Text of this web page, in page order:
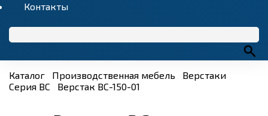
Контакты
Каталог Производственная мебель
Верстаки
Серия ВС
Верстак ВС-150-01